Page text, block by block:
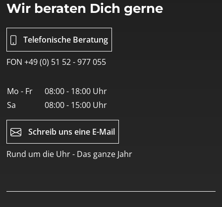
Wir beraten Dich gerne
Telefonische Beratung
FON +49 (0) 51 52 - 977 055
Mo - Fr
08:00 - 18:00 Uhr
Sa
08:00 - 15:00 Uhr
Schreib uns eine E-Mail
Rund um die Uhr - Das ganze Jahr